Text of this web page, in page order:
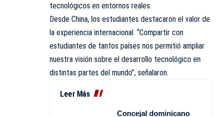
tecnológicos en entornos reales.
Desde China, los estudiantes destacaron el valor de
la experiencia internacional. “Compartir con
estudiantes de tantos países nos permitió ampliar
nuestra visión sobre el desarrollo tecnológico en
distintas partes del mundo”, señalaron.
Leer Más
Concejal dominicano